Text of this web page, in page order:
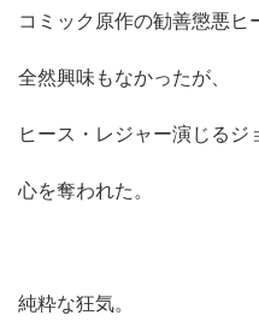
コミック原作の勧善懲悪ヒ
全然興味もなかったが、
ヒース・レジャー演じるジ
心を奪われた。
純粋な狂気。